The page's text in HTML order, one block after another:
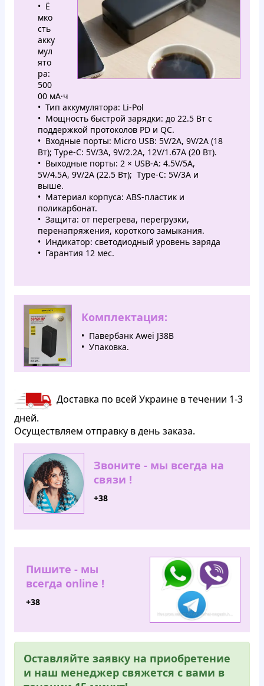
Ё
мко
сть
акку
мул
ято
ра:
500
00 мА·ч
Тип аккумулятора: Li-Pol
Мощность быстрой зарядки: до 22.5 Вт с
поддержкой протоколов PD и QC.​
Входные порты: Micro USB: 5V/2A, 9V/2A (18
Вт); Type-C: 5V/3A, 9V/2.2A, 12V/1.67A (20 Вт).​
Выходные порты: 2 × USB-A: 4.5V/5A,
5V/4.5A, 9V/2A (22.5 Вт); Type-C: 5V/3A и
выше.​
Материал корпуса: ABS-пластик и
поликарбонат.​
Защита: от перегрева, перегрузки,
перенапряжения, короткого замыкания.​
Индикатор: светодиодный уровень заряда
Гарантия 12 мес.
Комплектация:
Павербанк Awei J38B
Упаковка.
Доставка по всей Украине в течении 1-3
дней.
Осуществляем отправку в день заказа.
Звоните - мы всегда на
связи !
+38
Пишите - мы
всегда online !
+38
Оставляйте заявку на приобретение
и наш менеджер свяжется с вами в